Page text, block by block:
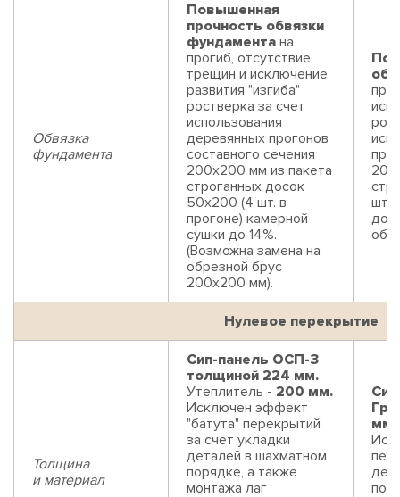
Обвязка
фундамента
Повышенная
прочность обвязки
фундамента на
прогиб, отсутствие
трещин и исключение
развития "изгиба"
ростверка за счет
использования
деревянных прогонов
составного сечения
200х200 мм из пакета
строганных досок
50х200 (4 шт. в
прогоне) камерной
сушки до 14%.
(Возможна замена на
обрезной брус
200х200 мм).
шт.
до
Нулевое перекрытие
Толщина
и материал
Сип-панель ОСП-3
толщиной 224 мм.
Утеплитель - 200 мм.
Исключен эффект
"батута" перекрытий
за счет укладки
деталей в шахматном
порядке, а также
монтажа лаг
мм.